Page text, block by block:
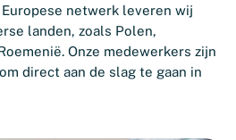
netwerk leveren wij
landen, zoals Polen,
Onze medewerkers zijn
direct aan de slag te gaan in